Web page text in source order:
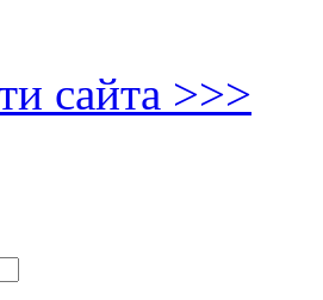
сайта >>>